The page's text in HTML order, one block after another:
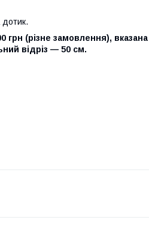
(різне замовлення),
відріз — 50 см.